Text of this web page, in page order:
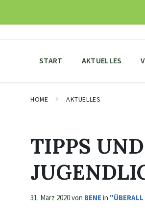
content
main
footer
START AKTUELLES
HOME AKTUELLES
TIPPS
31. März 2020von BENE in